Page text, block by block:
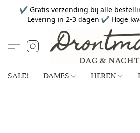
✔ Gratis verzending bij alle
Levering in 2-3 dagen ✔ Hoge
SALE! DAMES HEREN